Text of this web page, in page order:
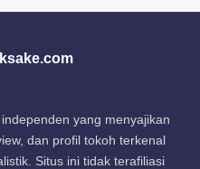
yang menyajikan
dan profil tokoh terkenal
Situs ini tidak terafiliasi